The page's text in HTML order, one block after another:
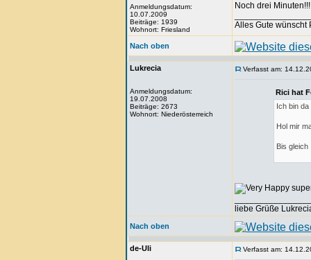
Anmeldungsdatum:
10.07.2009
Beiträge: 1939
Wohnort: Friesland
Noch drei Minuten!!!
Alles Gute wünscht
Nach oben
Lukrecia
Anmeldungsdatum:
19.07.2008
Beiträge: 2673
Wohnort: Niederösterreich
Verfasst am:
Rici hat
Ich bin
Hol mir
Bis gleich
liebe Grüße
Nach oben
de-Uli Verfasst am: